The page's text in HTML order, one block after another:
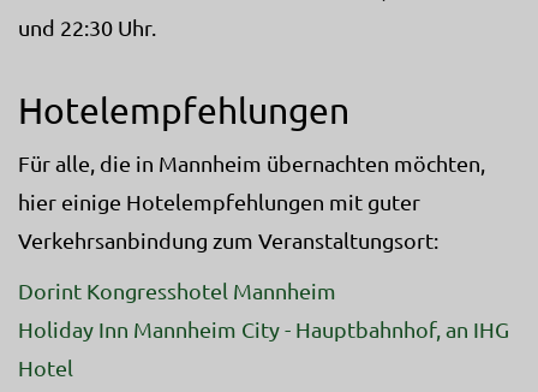
und 22:30 Uhr.
Hotelempfehlungen
Für alle, die in Mannheim übernachten möchten,
hier einige Hotelempfehlungen mit guter
Verkehrsanbindung zum Veranstaltungsort:
Dorint Kongresshotel Mannheim
Holiday Inn Mannheim City - Hauptbahnhof, an IHG
Hotel